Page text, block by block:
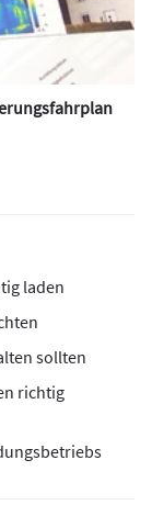
laden
sollten
richtig